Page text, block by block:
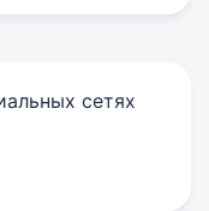
сетях